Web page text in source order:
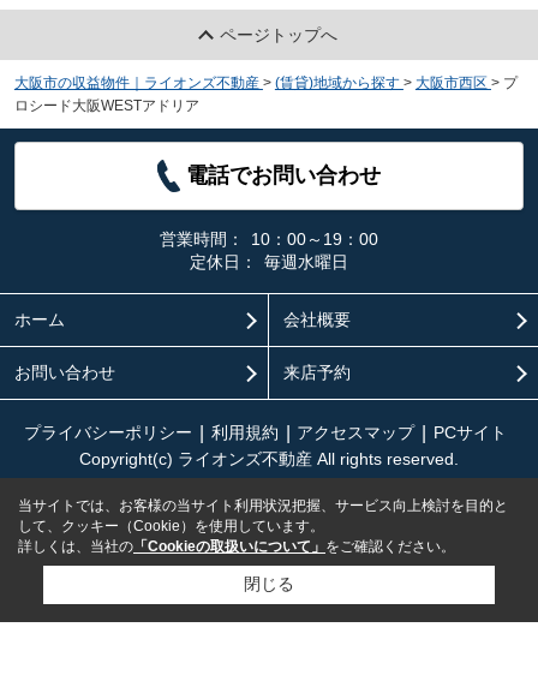
ページトップへ
大阪市の収益物件｜ライオンズ不動産 > (賃貸)地域から探す > 大阪市西区 > プ
ロシード大阪WESTアドリア
電話でお問い合わせ
営業時間：
10：00～19：00
定休日：
毎週水曜日
ホーム 会社概要
お問い合わせ 来店予約
プライバシーポリシー 利用規約 アクセスマップ
PCサイト
Copyright(c) ライオンズ不動産 All rights reserved.
当サイトでは、お客様の当サイト利用状況把握、サービス向上検討を目的と
して、クッキー（Cookie）を使用しています。
詳しくは、当社の 「Cookieの取扱いについて」 をご確認ください。
閉じる